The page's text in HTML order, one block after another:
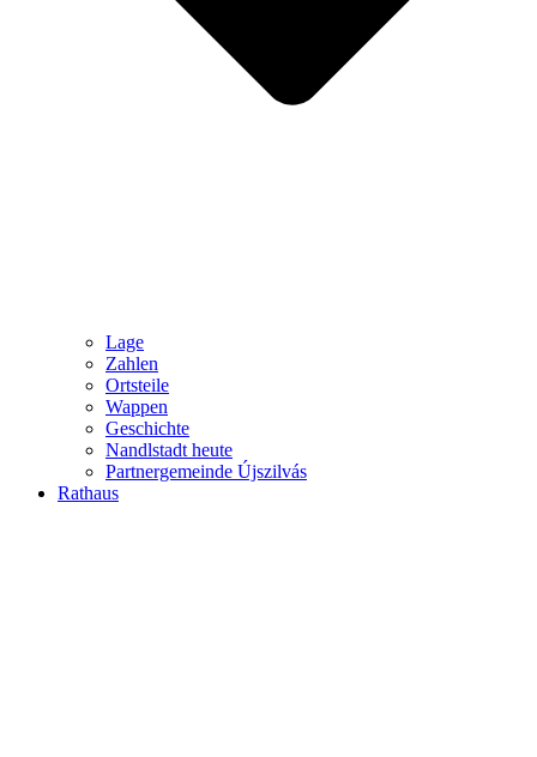
Lage
Zahlen
Ortsteile
Wappen
Geschichte
Nandlstadt heute
Partnergemeinde Újszilvás
Rathaus